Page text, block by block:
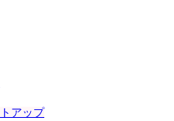
アップ